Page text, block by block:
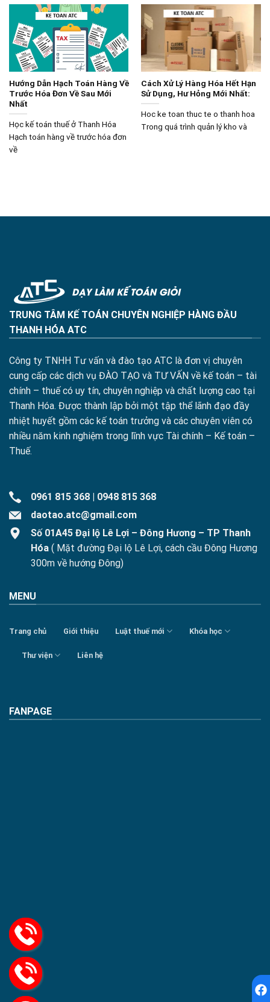
Hướng Dẫn Hạch Toán Hàng Về
Trước Hóa Đơn Về Sau Mới
Nhất
Học kế toán thuế ở Thanh Hóa
Hạch toán hàng về trước hóa đơn
về
Cách Xử Lý Hàng Hóa Hết Hạn
Sử Dụng, Hư Hỏng Mới Nhất:
Hoc ke toan thuc te o thanh hoa
Trong quá trình quản lý kho và
TRUNG TÂM KẾ TOÁN CHUYÊN NGHIỆP HÀNG ĐẦU
THANH HÓA ATC
Công ty TNHH Tư vấn và đào tạo ATC là đơn vị chuyên
cung cấp các dịch vụ ĐÀO TẠO và TƯ VẤN về kế toán – tài
chính – thuế có uy tín, chuyên nghiệp và chất lượng cao tại
Thanh Hóa. Được thành lập bởi một tập thể lãnh đạo đầy
nhiệt huyết gồm các kế toán trưởng và các chuyên viên có
nhiều năm kinh nghiệm trong lĩnh vực Tài chính – Kế toán –
Thuế.
0961 815 368 | 0948 815 368
daotao.atc@gmail.com
Số 01A45 Đại lộ Lê Lợi – Đông Hương – TP Thanh
Hóa ( Mặt đường Đại lộ Lê Lợi, cách cầu Đông Hương
300m về hướng Đông)
MENU
Trang chủ Giới thiệu Luật thuế mới Khóa học
Thư viện Liên hệ
FANPAGE